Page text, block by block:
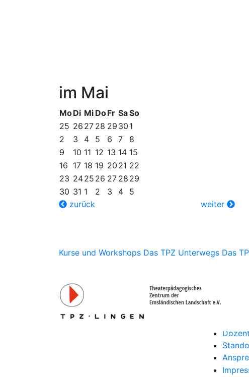
im Mai
MoDi Mi DoFr SaSo
25 26 27 28 29 30 1
2
3 4 5 6 7
8
9
10 11 12 13 14 15
16 17 18 19 20 21 22
23 2425 26 27 28 29
30 31 1 2 3 4
5
zurück
weiter
Kurse und Workshops Das TPZ Unterwegs Das